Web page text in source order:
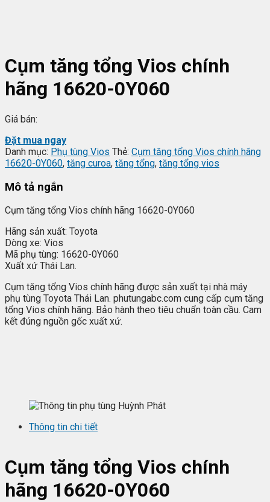
Cụm tăng tổng Vios chính
hãng 16620-0Y060
Giá bán:
Đặt mua ngay
Danh mục: Phụ tùng Vios Thẻ: Cụm tăng tổng Vios chính hãng
16620-0Y060, tăng curoa, tăng tổng, tăng tổng vios
Mô tả ngắn
Cụm tăng tổng Vios chính hãng 16620-0Y060
Hãng sản xuất: Toyota
Dòng xe: Vios
Mã phụ tùng: 16620-0Y060
Xuất xứ Thái Lan.
Cụm tăng tổng Vios chính hãng được sản xuất tại nhà máy
phụ tùng Toyota Thái Lan. phutungabc.com cung cấp cụm tăng
tổng Vios chính hãng. Bảo hành theo tiêu chuẩn toàn cầu. Cam
kết đúng nguồn gốc xuất xứ.
Thông tin chi tiết
Cụm tăng tổng Vios chính
hãng 16620-0Y060